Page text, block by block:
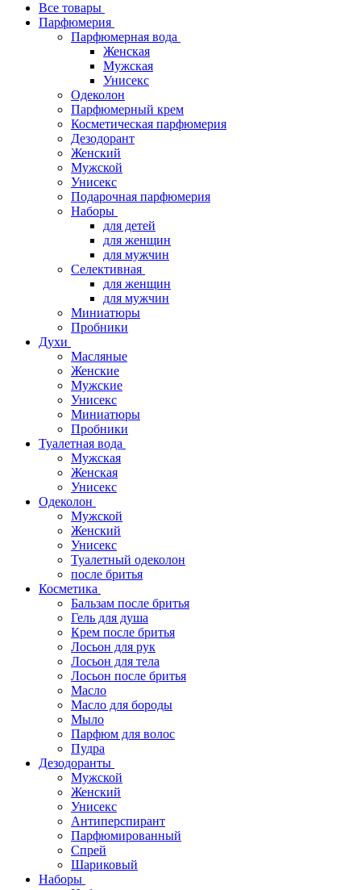
Все товары
Парфюмерия
Парфюмерная вода
Женская
Мужская
Унисекс
Одеколон
Парфюмерный крем
Косметическая парфюмерия
Дезодорант
Женский
Мужской
Унисекс
Подарочная парфюмерия
Наборы
для детей
для женщин
для мужчин
Селективная
для женщин
для мужчин
Миниатюры
Пробники
Духи
Масляные
Женские
Мужские
Унисекс
Миниатюры
Пробники
Туалетная вода
Мужская
Женская
Унисекс
Одеколон
Мужской
Женский
Унисекс
Туалетный одеколон
после бритья
Косметика
Бальзам после бритья
Гель для душа
Крем после бритья
Лосьон для рук
Лосьон для тела
Лосьон после бритья
Масло
Масло для бороды
Мыло
Парфюм для волос
Пудра
Дезодоранты
Мужской
Женский
Унисекс
Антиперспирант
Парфюмированный
Спрей
Шариковый
Наборы